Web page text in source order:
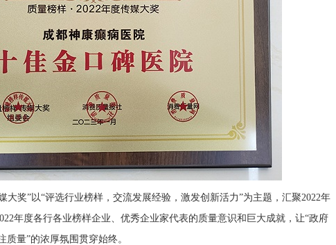
大奖”以“评选行业榜样，交流发展经验，激发创新活力”为主题，汇聚2022年
年度各行各业榜样企业、优秀企业家代表的质量意识和巨大成就，让“政府
量”的浓厚氛围贯穿始终。